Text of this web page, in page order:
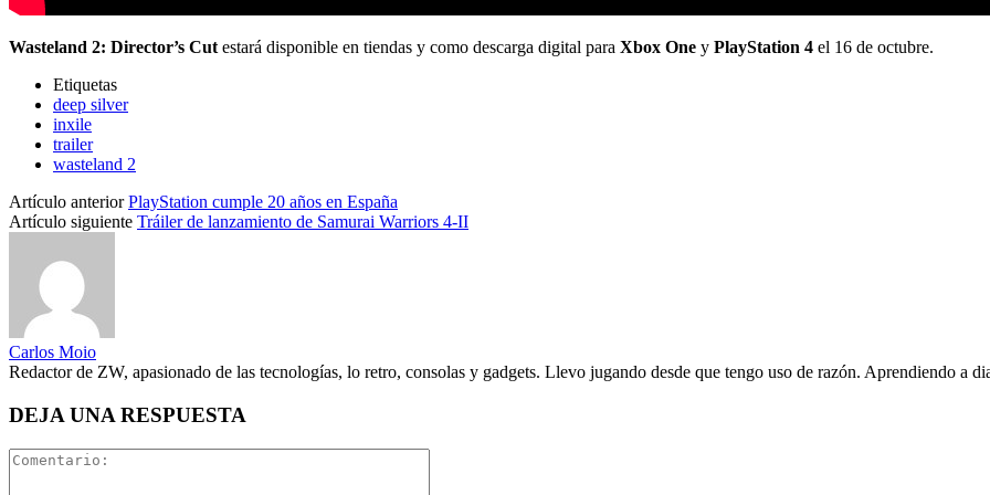
Wasteland 2: Director’s Cutestará disponible en tiendas y como descarga digital para Xbox One y PlayStation 4 el 16 de octubre.
Etiquetas
deep silver
inxile
trailer
wasteland 2
Artículo anterior PlayStation cumple 20 años en España
Artículo siguiente Tráiler de lanzamiento de Samurai Warriors 4-II
Carlos Moio
Redactor de ZW, apasionado de las tecnologías, lo retro, consolas y gadgets. Llevo jugando desde que tengo uso de razón. Aprendiendo a
DEJA UNA RESPUESTA